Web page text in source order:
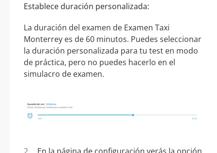
Establece duración personalizada:
La duración del examen de Examen Taxi
Monterrey es de 60 minutos. Puedes seleccionar
la duración personalizada para tu test en modo
de práctica, pero no puedes hacerlo en el
simulacro de examen.